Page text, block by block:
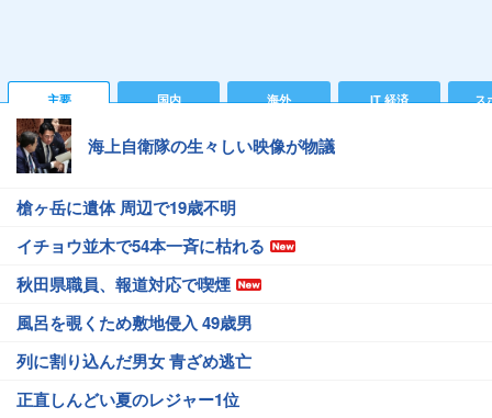
主要 国内 海外 IT 経済 ス
海上自衛隊の生々しい映像が物議
槍ヶ岳に遺体 周辺で19歳不明
イチョウ並木で54本一斉に枯れる
秋田県職員、報道対応で喫煙
風呂を覗くため敷地侵入 49歳男
列に割り込んだ男女 青ざめ逃亡
正直しんどい夏のレジャー1位